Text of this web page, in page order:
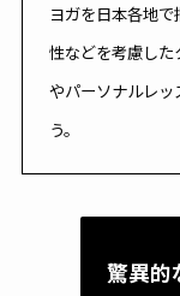
ヨガを日本各地
性などを考慮し
やパーソナルレ
う。
驚異的